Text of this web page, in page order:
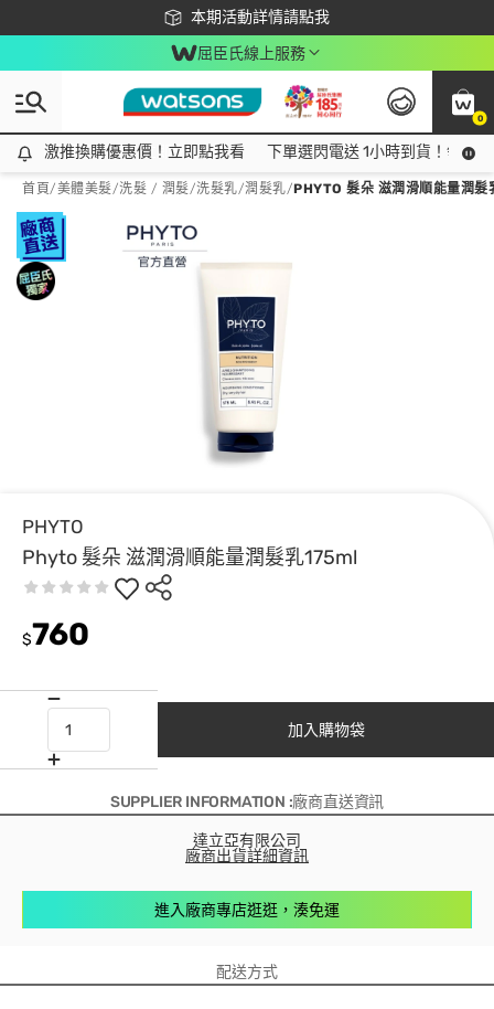
本期活動詳情請點我
下載app最高回饋$350
屈臣氏線上服務
0
激推換購優惠價！立即點我看
激推換購優惠價！立即點我看 下單選閃電送 1小時到貨！領神
首頁/美體美髮/洗髮 / 潤髮/洗髮乳/潤髮乳/PHYTO 髮朵 滋潤滑順能量潤髮
PHYTO
Phyto 髮朵 滋潤滑順能量潤髮乳175ml
$760
加入購物袋
SUPPLIER INFORMATION :廠商直送資訊
達立亞有限公司
廠商出貨詳細資訊
進入廠商專店逛逛，湊免運
配送方式